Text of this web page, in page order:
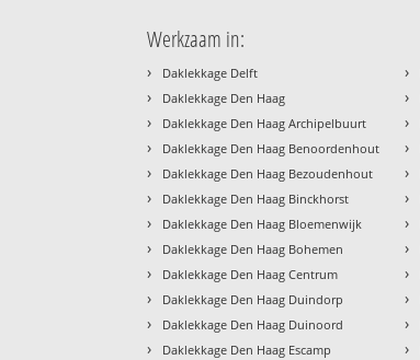
Werkzaam in:
› Daklekkage Delft
› Daklekkage Den Haag
› Daklekkage Den Haag Archipelbuurt
› Daklekkage Den Haag Benoordenhout
› Daklekkage Den Haag Bezoudenhout
› Daklekkage Den Haag Binckhorst
› Daklekkage Den Haag Bloemenwijk
› Daklekkage Den Haag Bohemen
› Daklekkage Den Haag Centrum
› Daklekkage Den Haag Duindorp
› Daklekkage Den Haag Duinoord
› Daklekkage Den Haag Escamp
›
›
›
›
›
›
›
›
›
›
›
›